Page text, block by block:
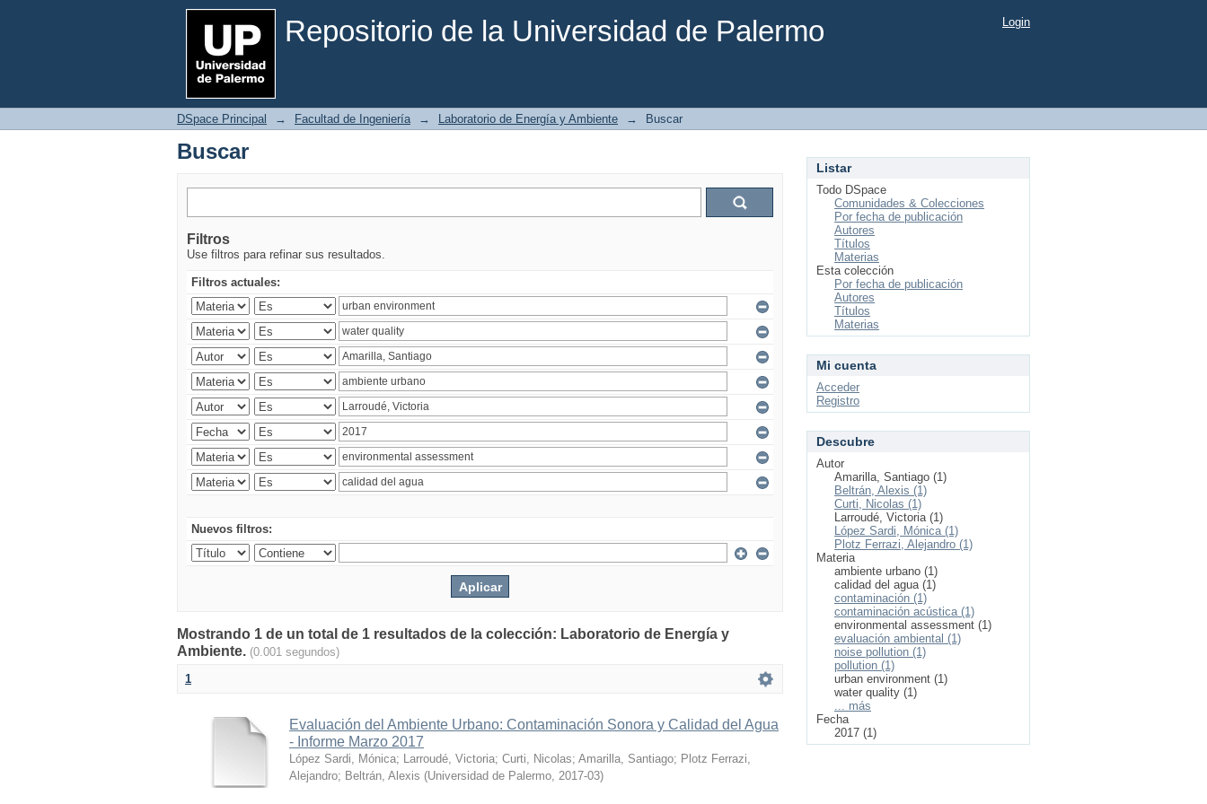
Repositorio de la Universidad de Palermo
Buscar Login
DSpace Principal → Facultad de Ingeniería → Laboratorio de Energía y Ambiente → Buscar
Buscar
Filtros
Use filtros para refinar sus resultados.
Filtros actuales:
Nuevos filtros:
Mostrando 1 de un total de 1 resultados de la colección: Laboratorio de Energía y
Ambiente. (0.001 segundos)
1
Evaluación del Ambiente Urbano: Contaminación Sonora y Calidad del Agua
- Informe Marzo 2017
López Sardi, Mónica; Larroudé, Victoria; Curti, Nicolas; Amarilla, Santiago; Plotz Ferrazi,
Alejandro; Beltrán, Alexis (Universidad de Palermo, 2017-03)
Listar
Todo DSpace
Comunidades & Colecciones
Por fecha de publicación
Autores
Títulos
Materias
Esta colección
Por fecha de publicación
Autores
Títulos
Materias
Mi cuenta
Acceder
Registro
Descubre
Autor
Amarilla, Santiago (1)
Beltrán, Alexis (1)
Curti, Nicolas (1)
Larroudé, Victoria (1)
López Sardi, Mónica (1)
Plotz Ferrazi, Alejandro (1)
Materia
ambiente urbano (1)
calidad del agua (1)
contaminación (1)
contaminación acústica (1)
environmental assessment (1)
evaluación ambiental (1)
noise pollution (1)
pollution (1)
urban environment (1)
water quality (1)
... más
Fecha
2017 (1)